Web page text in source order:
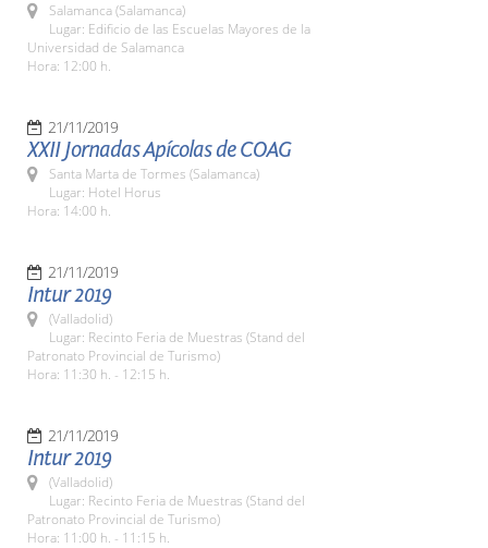
Salamanca (Salamanca)
Lugar: Edificio de las Escuelas Mayores de la
Universidad de Salamanca
Hora: 12:00 h.
21/11/2019
XXII Jornadas Apícolas de COAG
Santa Marta de Tormes (Salamanca)
Lugar: Hotel Horus
Hora: 14:00 h.
21/11/2019
Intur 2019
(Valladolid)
Lugar: Recinto Feria de Muestras (Stand del
Patronato Provincial de Turismo)
Hora: 11:30 h. - 12:15 h.
21/11/2019
Intur 2019
(Valladolid)
Lugar: Recinto Feria de Muestras (Stand del
Patronato Provincial de Turismo)
Hora: 11:00 h. - 11:15 h.